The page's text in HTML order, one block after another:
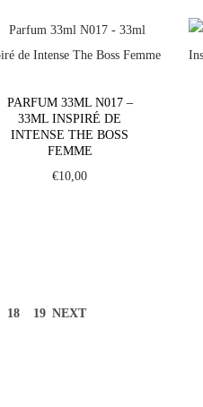
PARFUM 33ML N017 –
33ML INSPIRÉ DE
INTENSE THE BOSS
FEMME
€10,00
18 19 NEXT